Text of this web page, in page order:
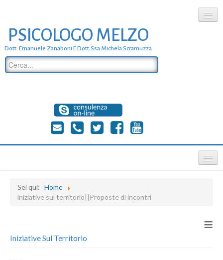
chi siamo
dove siamo
dott. Emanuele Zanaboni
dott.ssa michela scramuzza
PSICOLOGO MELZO
Dott. Emanuele Zanaboni E Dott.ssa Michela Scramuzza
Sei qui: Home
iniziative sul territorio||Proposte di incontri
≡
Iniziative Sul Territorio